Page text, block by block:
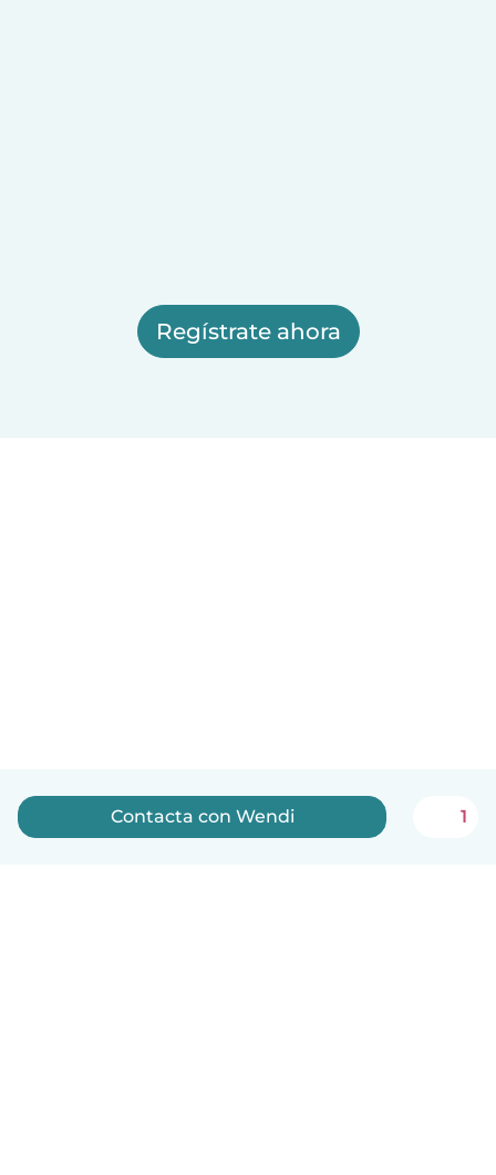
Regístrate ahora
Contacta con Wendi 1